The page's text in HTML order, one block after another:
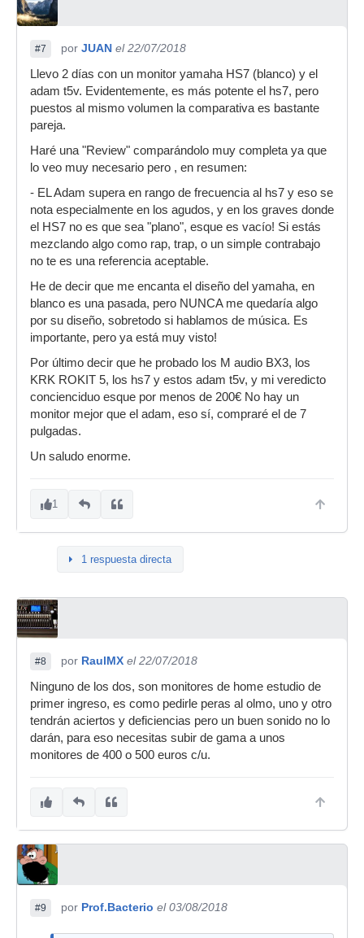
#7 por JUAN el 22/07/2018
Llevo 2 días con un monitor yamaha HS7 (blanco) y el
adam t5v. Evidentemente, es más potente el hs7, pero
puestos al mismo volumen la comparativa es bastante
pareja.
Haré una "Review" comparándolo muy completa ya que
lo veo muy necesario pero , en resumen:
- EL Adam supera en rango de frecuencia al hs7 y eso se
nota especialmente en los agudos, y en los graves donde
el HS7 no es que sea "plano", esque es vacío! Si estás
mezclando algo como rap, trap, o un simple contrabajo
no te es una referencia aceptable.
He de decir que me encanta el diseño del yamaha, en
blanco es una pasada, pero NUNCA me quedaría algo
por su diseño, sobretodo si hablamos de música. Es
importante, pero ya está muy visto!
Por último decir que he probado los M audio BX3, los
KRK ROKIT 5, los hs7 y estos adam t5v, y mi veredicto
concienciduo esque por menos de 200€ No hay un
monitor mejor que el adam, eso sí, compraré el de 7
pulgadas.
Un saludo enorme.
1
1 respuesta directa
#8 por RaulMX el 22/07/2018
Ninguno de los dos, son monitores de home estudio de
primer ingreso, es como pedirle peras al olmo, uno y otro
tendrán aciertos y deficiencias pero un buen sonido no lo
darán, para eso necesitas subir de gama a unos
monitores de 400 o 500 euros c/u.
#9 por Prof.Bacterio el 03/08/2018